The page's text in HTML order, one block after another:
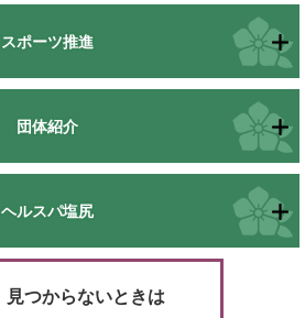
スポーツ推進
団体紹介
ヘルスパ塩尻
見つからないときは